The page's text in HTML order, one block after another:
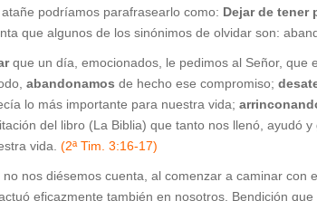
podríamos parafrasearlo como: Dejar de tener
que algunos de los sinónimos de olvidar son:
que un día, emocionados, le pedimos al Señor, que
abandonamos de hecho ese compromiso;
lo más importante para nuestra vida;
del libro (La Biblia) que tanto nos llenó, ayudó
vida. (2ª Tim. 3:16-17)
nos diésemos cuenta, al comenzar a caminar con
eficazmente también en nosotros. Bendición